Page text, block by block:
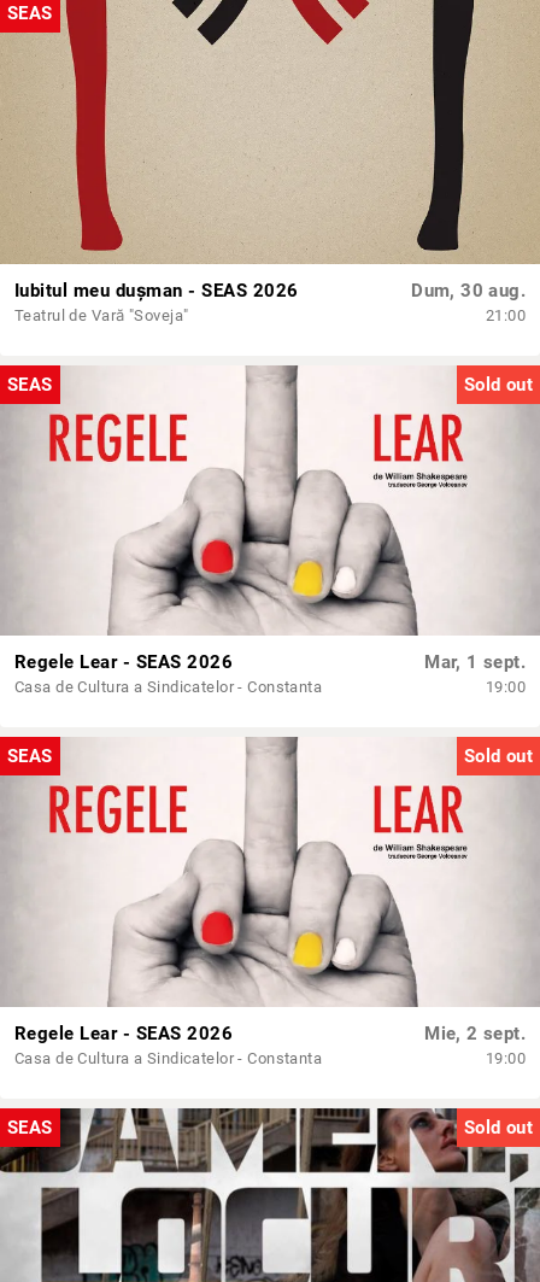
SEAS
Iubitul meu dușman - SEAS 2026
Teatrul de Vară "Soveja"
Dum, 30 aug.
21:00
SEAS Sold out
Regele Lear - SEAS 2026
Casa de Cultura a Sindicatelor - Constanta
Mar, 1 sept.
19:00
SEAS Sold out
Regele Lear - SEAS 2026
Casa de Cultura a Sindicatelor - Constanta
Mie, 2 sept.
19:00
SEAS Sold out